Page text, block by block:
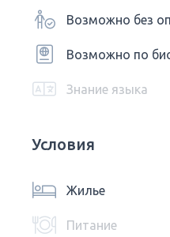
Возможно без
Возможно по
Знание языка
Условия
Жилье
Питание